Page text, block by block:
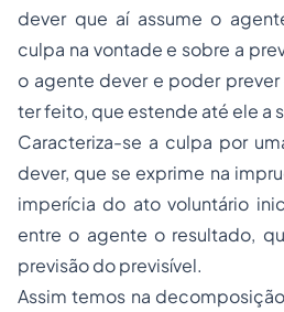
dever que aí assume o
culpa na vontade e sobre a
o agente dever e poder
ter feito, que estende até ele a
Caracteriza-se a culpa por
dever, que se exprime na
imperícia do ato voluntário
entre o agente o resultado,
previsão do previsível.
Assim temos na